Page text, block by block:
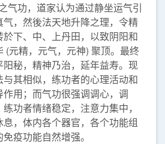
气功，道家认为通过静坐运气引
，然後法天地升降之理，令精
下、中、上丹田，以致阴阳和
(元精，元气，元神) 聚顶。最终
秘，精神乃治，延年益寿。现
其相似，练功者的心理活动和
用；而气功很强调调心，调
功者情绪稳定，注意力集中，
，体内各个器官，各个功能组
疫功能自然增强。